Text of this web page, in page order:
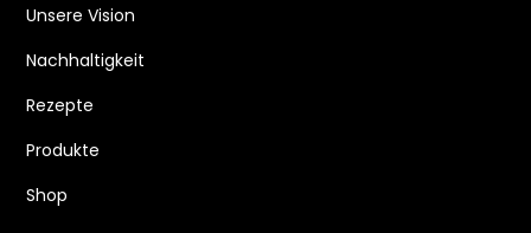
Unsere Vision
Nachhaltigkeit
Rezepte
Produkte
Shop